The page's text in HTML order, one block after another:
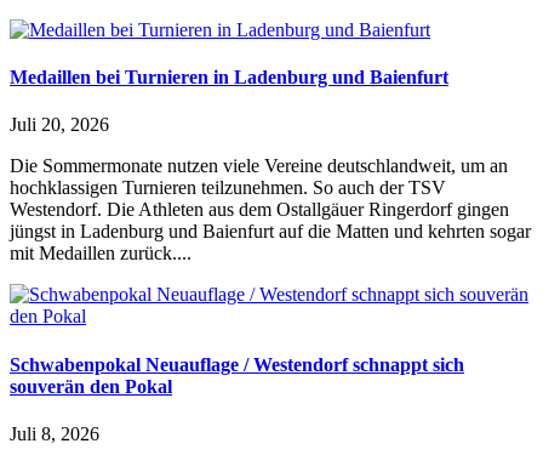
Medaillen bei Turnieren in Ladenburg und Baienfurt
Juli 20, 2026
Die Sommermonate nutzen viele Vereine deutschlandweit, um an
hochklassigen Turnieren teilzunehmen. So auch der TSV
Westendorf. Die Athleten aus dem Ostallgäuer Ringerdorf gingen
jüngst in Ladenburg und Baienfurt auf die Matten und kehrten sogar
mit Medaillen zurück....
Schwabenpokal Neuauflage / Westendorf schnappt sich
souverän den Pokal
Juli 8, 2026